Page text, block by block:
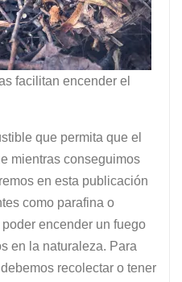
facilitan encender el
que permita que el
mientras conseguimos
en esta publicación
como parafina o
encender un fuego
en la naturaleza. Para
recolectar o tener